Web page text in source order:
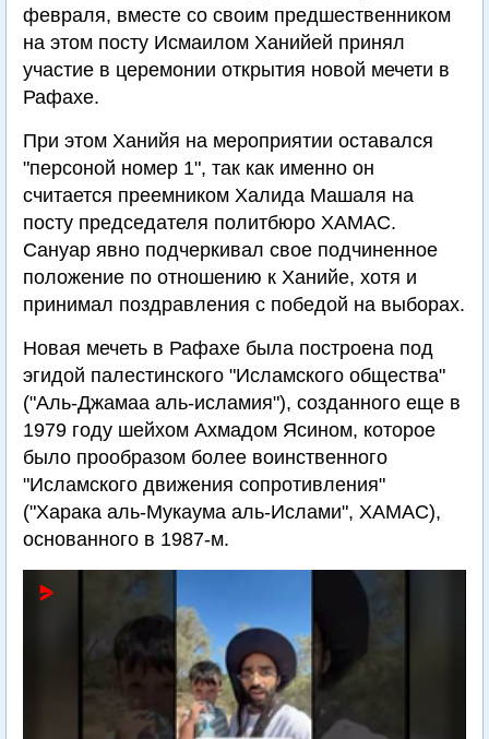
февраля, вместе со своим предшественником
на этом посту Исмаилом Ханийей принял
участие в церемонии открытия новой мечети в
Рафахе.
При этом Ханийя на мероприятии оставался
"персоной номер 1", так как именно он
считается преемником Халида Машаля на
посту председателя политбюро ХАМАС.
Сануар явно подчеркивал свое подчиненное
положение по отношению к Ханийе, хотя и
принимал поздравления с победой на выборах.
Новая мечеть в Рафахе была построена под
эгидой палестинского "Исламского общества"
("Аль-Джамаа аль-исламия"), созданного еще в
1979 году шейхом Ахмадом Ясином, которое
было прообразом более воинственного
"Исламского движения сопротивления"
("Харака аль-Мукаума аль-Ислами", ХАМАС),
основанного в 1987-м.